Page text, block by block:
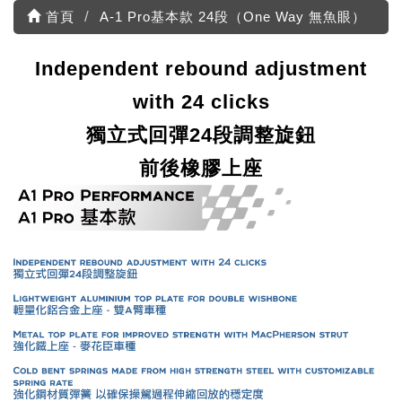
首頁 A-1 Pro基本款 24段（One Way 無魚眼）
Independent rebound adjustment
with 24 clicks
獨立式回彈24段調整旋鈕
前後橡膠上座